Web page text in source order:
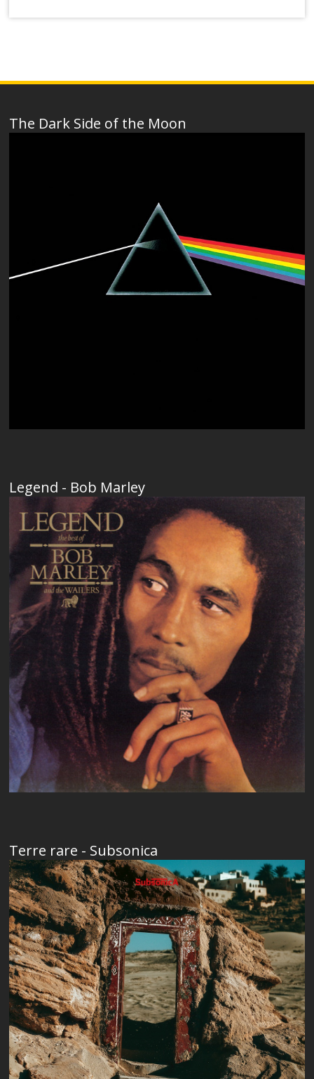
The Dark Side of the Moon
Legend - Bob Marley
Terre rare - Subsonica